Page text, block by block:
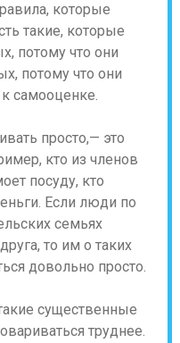
которые
такие, которые
потому что они
потому что они
самооценке.
просто,— это
кто из членов
посуду, кто
Если люди по
семьях
то им о таких
довольно просто.
существенные
труднее.